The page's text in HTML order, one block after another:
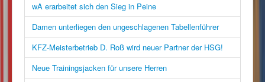
wA erarbeitet sich den Sieg in Peine
Damen unterliegen den ungeschlagenen Tabellenführer
KFZ-Meisterbetrieb D. Roß wird neuer Partner der HSG!
Neue Trainingsjacken für unsere Herren